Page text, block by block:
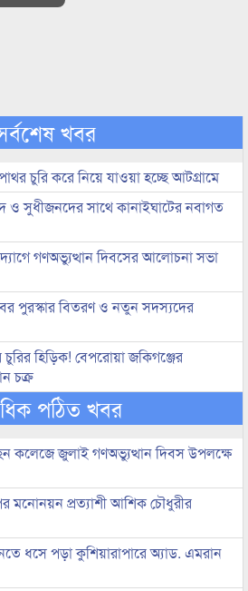
খবর
চুরি করে নিয়ে যাওয়া হচ্ছে আটগ্রামে
ও সুধীজনদের সাথে কানাইঘাটের নবাগত
গণঅভ্যুত্থান দিবসের আলোচনা সভা
পুরস্কার বিতরণ ও নতুন সদস্যদের
হিড়িক! বেপরোয়া জকিগঞ্জের
চক্র
পঠিত খবর
কলেজে জুলাই গণঅভ্যুত্থান দিবস উপলক্ষে
মনোনয়ন প্রত্যাশী আশিক চৌধুরীর
ধসে পড়া কুশিয়ারাপারে অ্যাড. এমরান